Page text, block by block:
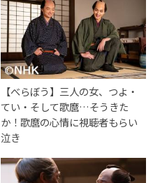
【べらぼう】三人の女、つよ・
てい・そして歌麿…そうきた
か！歌麿の心情に視聴者もらい
泣き